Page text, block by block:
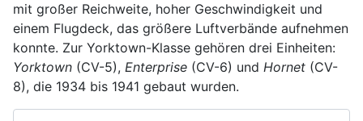
mit großer Reichweite, hoher Geschwindigkeit und
einem Flugdeck, das größere Luftverbände aufnehmen
konnte. Zur Yorktown-Klasse gehören drei Einheiten:
Yorktown (CV-5), Enterprise (CV-6) und Hornet (CV-
8), die 1934 bis 1941 gebaut wurden.